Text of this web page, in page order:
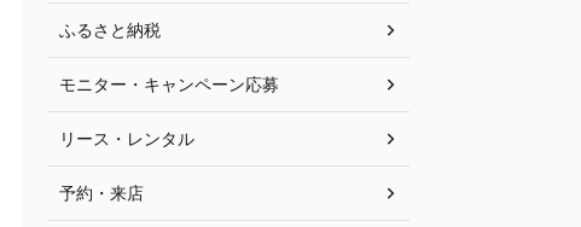
ふるさと納税
モニター・キャンペーン応募
リース・レンタル
予約・来店